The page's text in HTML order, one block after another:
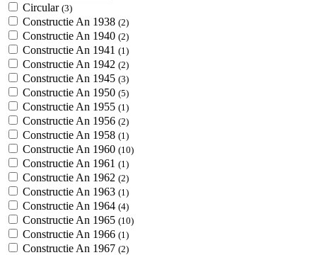
Circular (3)
Constructie An 1938 (2)
Constructie An 1940 (2)
Constructie An 1941 (1)
Constructie An 1942 (2)
Constructie An 1945 (3)
Constructie An 1950 (5)
Constructie An 1955 (1)
Constructie An 1956 (2)
Constructie An 1958 (1)
Constructie An 1960 (10)
Constructie An 1961 (1)
Constructie An 1962 (2)
Constructie An 1963 (1)
Constructie An 1964 (4)
Constructie An 1965 (10)
Constructie An 1966 (1)
Constructie An 1967 (2)